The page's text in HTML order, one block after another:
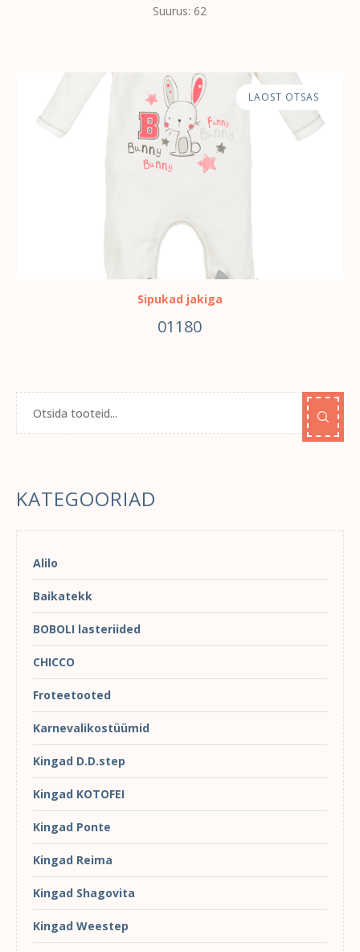
Suurus: 62
LAOST OTSAS
Sipukad jakiga
01180
KATEGOORIAD
Alilo
Baikatekk
BOBOLI lasteriided
CHICCO
Froteetooted
Karnevalikostüümid
Kingad D.D.step
Kingad KOTOFEI
Kingad Ponte
Kingad Reima
Kingad Shagovita
Kingad Weestep